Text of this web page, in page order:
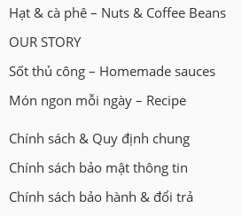
Hạt & cà phê – Nuts & Coffee Beans
OUR STORY
Sốt thủ công – Homemade sauces
Món ngon mỗi ngày – Recipe
Chính sách & Quy định chung
Chính sách bảo mật thông tin
Chính sách bảo hành & đổi trả